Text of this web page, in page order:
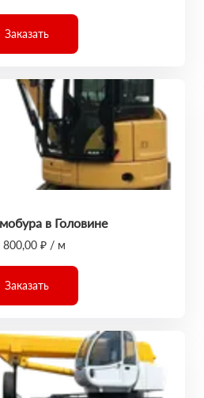
Заказать
в Головине
800,00 ₽ / м
Заказать